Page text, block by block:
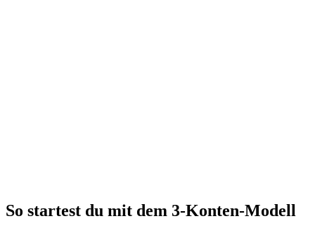
So startest du mit dem 3-Konten-Modell